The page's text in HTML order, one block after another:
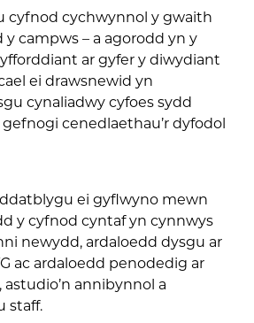
cyfnod cychwynnol y gwaith
campws – a agorodd yn y
ar gyfer y diwydiant
ei drawsnewid yn
cynaliadwy cyfoes sydd
cenedlaethau’r dyfodol
ei gyflwyno mewn
y cyfnod cyntaf yn cynnwys
newydd, ardaloedd dysgu ar
ac ardaloedd penodedig ar
annibynnol a
staff.